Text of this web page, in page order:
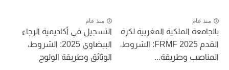
منذ عام
بالجامعة الملكية المغربية لكرة
القدم FRMF 2025: الشروط،
المناصب وطريقة...
منذ عام
التسجيل في أكاديمية الرجاء
البيضاوي 2025: الشروط،
الوثائق وطريقة الولوج